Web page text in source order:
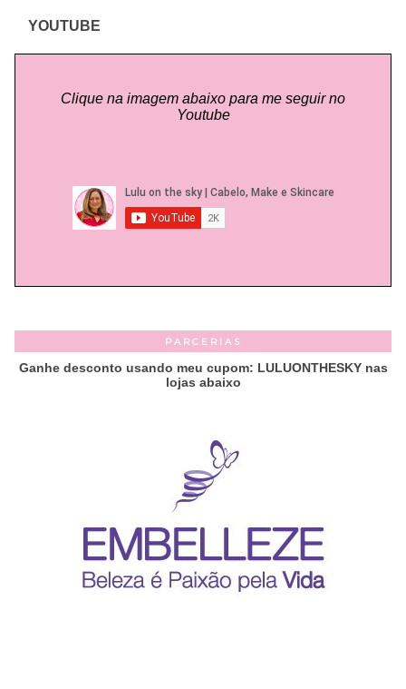
YOUTUBE
Clique na imagem abaixo para me seguir no
Youtube
PARCERIAS
Ganhe desconto usando meu cupom: LULUONTHESKY nas
lojas abaixo